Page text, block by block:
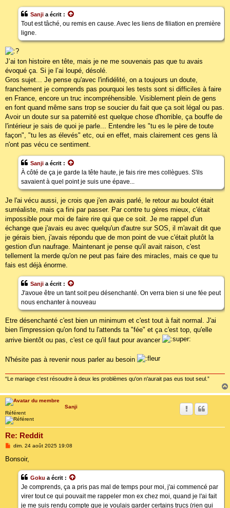
Sanji a écrit :
Tout est tâché, ou remis en cause. Avec les liens de filiation en première
ligne.
J’ai ton histoire en tête, mais je ne me souvenais pas que tu avais
évoqué ça. Si je l’ai loupé, désolé.
Gros sujet... Je pense qu'avec l'infidélité, on a toujours un doute,
franchement je comprends pas pourquoi les tests sont si difficiles à faire
en France, encore un truc incompréhensible. Visiblement plein de gens
en font quand même sans trop se soucier du fait que ça soit légal ou pas.
Avoir un doute sur sa paternité est quelque chose d'horrible, ça bouffe de
l'intérieur je sais de quoi je parle... Entendre les "tu es le père de toute
façon", "tu les as élevés" etc, oui en effet, mais clairement ces gens là
n'ont pas vécu ce sentiment.
Sanji a écrit :
À côté de ça je garde la tête haute, je fais rire mes collègues. S'ils
savaient à quel point je suis une épave...
Je l'ai vécu aussi, je crois que j'en avais parlé, le retour au boulot était
surréaliste, mais ça fini par passer. Par contre tu gères mieux, c'était
impossible pour moi de faire rire qui que ce soit. Je me rappel d'un
échange que j'avais eu avec quelqu'un d'autre sur SOS, il m'avait dit que
je gérais bien, j'avais répondu que de mon point de vue c'était plutôt la
gestion d'un naufrage. Maintenant je pense qu'il avait raison, c'est
tellement la merde qu'on ne peut pas faire des miracles, mais ce que tu
fais est déjà énorme.
Sanji a écrit :
J'avoue être un tant soit peu désenchanté. On verra bien si une fée peut
nous enchanter à nouveau
Etre désenchanté c'est bien un minimum et c'est tout à fait normal. J'ai
bien l'impression qu'on fond tu l'attends ta "fée" et ça c'est top, qu'elle
arrive bientôt ou pas, c'est ce qu'il faut pour avancer
N'hésite pas à revenir nous parler au besoin
“Le mariage c'est résoudre à deux les problèmes qu'on n'aurait pas eus tout seul.”
Sanji
Référent
Re: Reddit
M
s
dim. 24 août 2025 19:08
Bonsoir,
Goku a écrit :
Je comprends, ça a pris pas mal de temps pour moi, j'ai commencé par
virer tout ce qui pouvait me rappeler mon ex chez moi, quand je l'ai fait
je me suis rendu compte que je voulais garder certains trucs (rien qui